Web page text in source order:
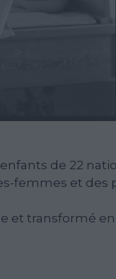
enfants de 22
femmes et
et transformé